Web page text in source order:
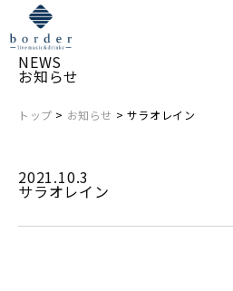
NEWS
お知らせ
トップ > お知らせ > サラオレイン
2021.10.3
サラオレイン